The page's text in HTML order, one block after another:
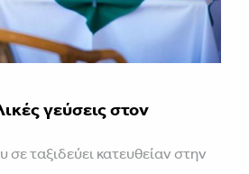
γεύσεις στον
ταξιδεύει κατευθείαν στην